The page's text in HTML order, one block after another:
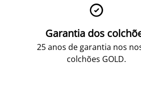

Garantia dos
25 anos de garantia nos
colchões GOLD.